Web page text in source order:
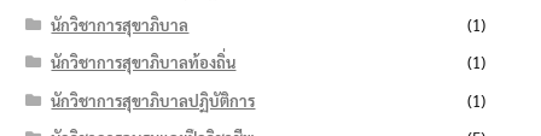
นักวิชาการสุขาภิบาล
(1)
นักวิชาการสุขาภิบาลท้องถิ่น
(1)
นักวิชาการสุขาภิบาลปฏิบัติการ
(1)